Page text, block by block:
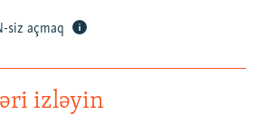
siz açmaq
izləyin